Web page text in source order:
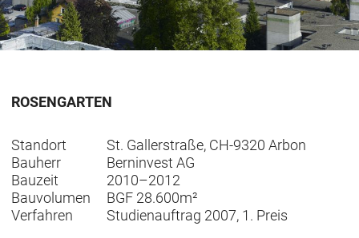
ROSENGARTEN
Standort
St. Gallerstraße, CH-9320 Arbon
Bauherr
Berninvest AG
Bauzeit
2010–2012
Bauvolumen
BGF 28.600m²
Verfahren
Studienauftrag 2007, 1. Preis